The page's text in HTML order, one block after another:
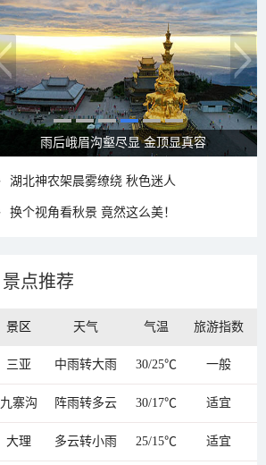
雨后峨眉沟壑尽显 金顶显真容
湖北神农架晨雾缭绕 秋色迷人
换个视角看秋景 竟然这么美！
景点推荐
景区 天气 气温 旅游指数
三亚 中雨转大雨 30/25℃ 一般
九寨沟 阵雨转多云 30/17℃ 适宜
大理 多云转小雨 25/15℃ 适宜